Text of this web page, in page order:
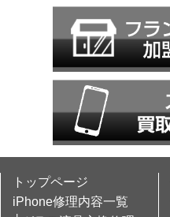
トップページ
iPhone修理内容一覧